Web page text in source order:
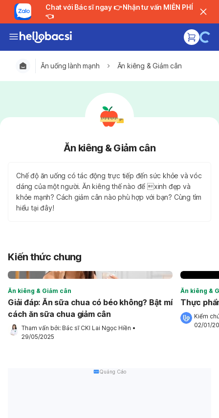
Chat với Bác sĩ ngay 👉 Nhận tư vấn MIỄN PHÍ
👈
Ăn uống lành mạnh Ăn kiêng & Giảm cân
Ăn kiêng & Giảm cân
Chế độ ăn uống có tác động trực tiếp đến sức khỏe và vóc
dáng của một người. Ăn kiêng thế nào để xinh đẹp và
khỏe mạnh? Cách giảm cân nào phù hợp với bạn? Cùng tìm
hiểu tại đây!
Kiến thức chung
Ăn kiêng & Giảm cân
Giải đáp: Ăn sữa chua có béo không? Bật mí
cách ăn sữa chua giảm cân
Tham vấn bởi: Bác sĩ CKI Lai Ngọc Hiền •
29/05/2025
Ăn kiêng &
Thực
Kiểm
02/01/
Quảng Cáo